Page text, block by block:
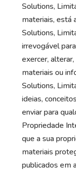
Solutions,
materiais, está
Solutions,
irrevogável
exercer,
materiais ou
Solutions,
ideias,
enviar para
Propriedade
que a sua
materiais
publicados em